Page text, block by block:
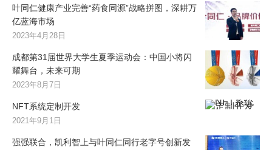
叶同仁健康产业完善“药食同源”战略拼图，深耕万
亿蓝海市场
2023年4月28日
成都第31届世界大学生夏季运动会：中国小将闪
耀舞台，未来可期
2023年8月7日
NFT系统定制开发
2021年9月1日
强强联合，凯利智上与叶同仁同行老字号创新发